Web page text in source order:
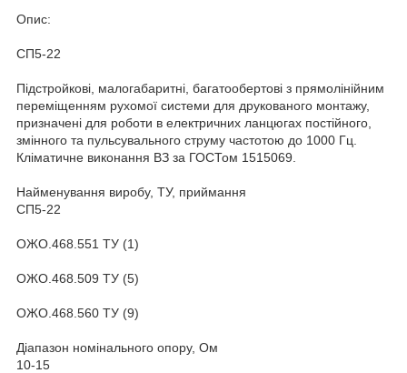
Опис:
СП5-22
Підстройкові, малогабаритні, багатообертові з прямолінійним
переміщенням рухомої системи для друкованого монтажу,
призначені для роботи в електричних ланцюгах постійного,
змінного та пульсувального струму частотою до 1000 Гц.
Кліматичне виконання ВЗ за ГОСТом 1515069.
Найменування виробу, ТУ, приймання
СП5-22
ОЖО.468.551 ТУ (1)
ОЖО.468.509 ТУ (5)
ОЖО.468.560 ТУ (9)
Діапазон номінального опору, Ом
10-15